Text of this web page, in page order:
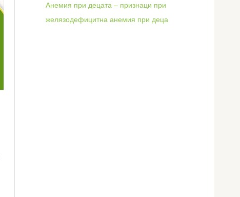
Анемия при децата – признаци при
желязодефицитна анемия при деца